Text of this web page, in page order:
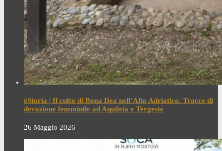
èStoria | Il culto di Bona Dea nell’Alto Adriatico. Tracce di
devozione femminile ad Aquileia e Tergeste
26 Maggio 2026